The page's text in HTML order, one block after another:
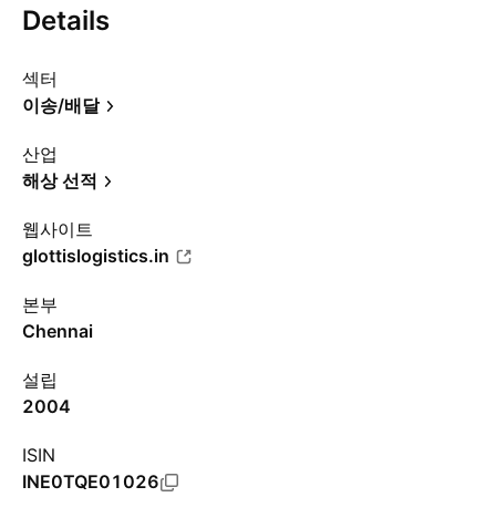
Details
섹터
이송/배달
산업
해상 선적
웹사이트
glottislogistics.in
본부
Chennai
설립
2004
ISIN
INE0TQE01026